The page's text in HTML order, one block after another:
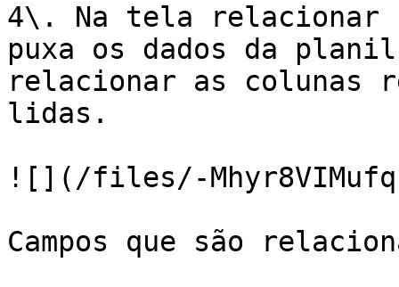
4\. Na tela relacionar
puxa os dados da
relacionar as colunas
lidas.
![](/files/-
Campos que são